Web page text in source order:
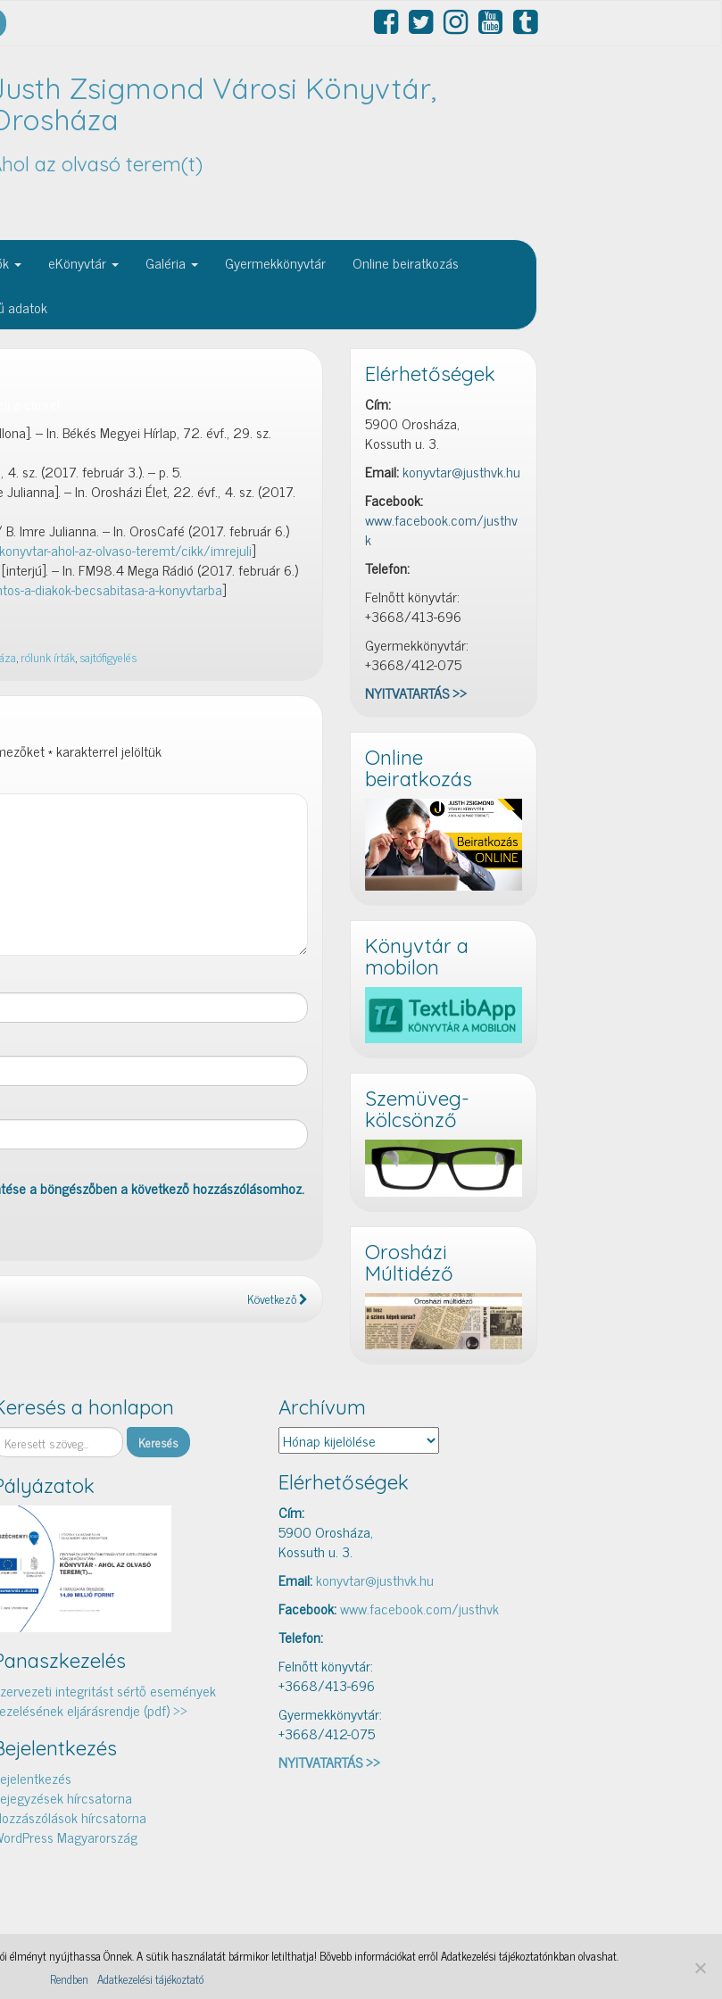
Zsigmond Városi Könyvtár,
az olvasó terem(t)
eKönyvtár Galéria Gyermekkönyvtár
Online beiratkozás
adatok
– In. Békés Megyei Hírlap, 72. évf., 29. sz.
sz. (2017. február 3.). – p. 5.
– In. Orosházi Élet, 22. évf., 4. sz. (2017.
Imre Julianna. – In. OrosCafé (2017. február 6.)
ahol-az-olvaso-teremt/cikk/imrejuli]
– In. FM98.4 Mega Rádió (2017. február 6.)
a-diakok-becsabitasa-a-konyvtarba]
,rólunk írták,sajtófigyelés
*karakterrel jelöltük
a böngészőben a következő hozzászólásomhoz.
Következő
Elérhetőségek
Cím:
5900 Orosháza,
Kossuth u. 3.
Email:konyvtar@justhvk.hu
Facebook:
www.facebook.com/justhv
k
Telefon:
Felnőtt könyvtár:
+3668/413-696
Gyermekkönyvtár:
+3668/412-075
NYITVATARTÁS >>
Online
beiratkozás
Könyvtár a
mobilon
Szemüveg-
kölcsönző
Orosházi
Múltidéző
a honlapon
integritást sértő események
eljárásrendje (pdf) >>
hírcsatorna
hírcsatorna
Magyarország
Archívum
Archívum
Elérhetőségek
Cím:
5900 Orosháza,
Kossuth u. 3.
Email:konyvtar@justhvk.hu
Facebook:www.facebook.com/justhvk
Telefon:
Felnőtt könyvtár:
+3668/413-696
Gyermekkönyvtár:
+3668/412-075
NYITVATARTÁS >>
WordPress Theme by@aicragellebasiNyomtató, a WordPress Theme by@aicragellebasiOKKA, a WordPress Theme by@aicragellebasi
élményt nyújthassa Önnek. A sütik használatát bármikor letilthatja! Bővebb információkat erről Adatkezelési tájékoztatónkban olvashat.
Rendben Adatkezelési tájékoztató